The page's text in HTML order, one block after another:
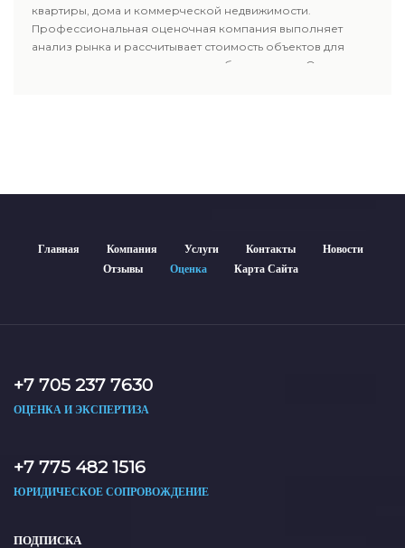
используются для банков, судов и страховых компаний по
всему Казахстану.
квартиры, дома и коммерческой недвижимости.
Профессиональная оценочная компания выполняет
анализ рынка и рассчитывает стоимость объектов для
продажи, ипотеки, аренды и судебных споров. Оценка
Главная Компания Услуги Контакты
Новости
Отзывы
Оценка Карта Сайта
+7 705 237 7630
ОЦЕНКА И ЭКСПЕРТИЗА
+7 775 482 1516
ЮРИДИЧЕСКОЕ СОПРОВОЖДЕНИЕ
ПОДПИСКА